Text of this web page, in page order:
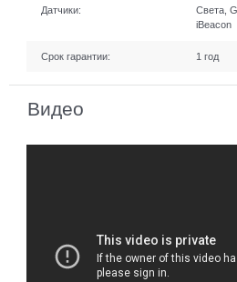
Датчики:
Света,
iBeacon
Срок гарантии: 1 год
Видео